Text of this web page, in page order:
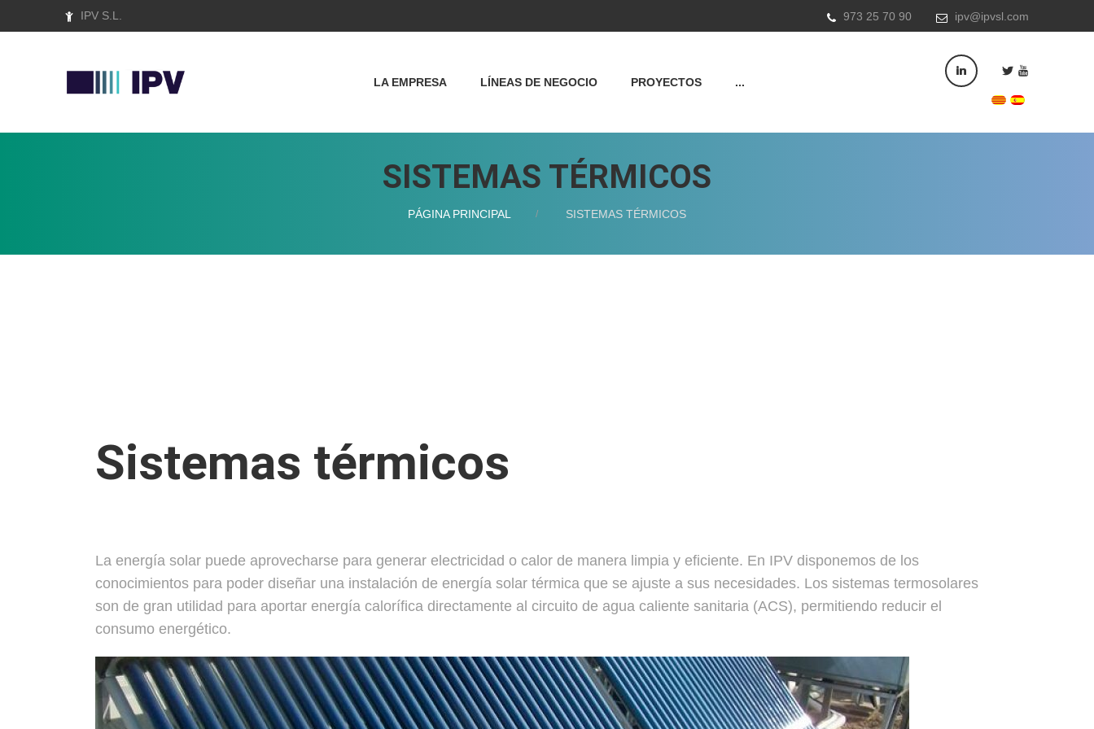
IPV S.L. 973 25 70 90 ipv@ipvsl.com
LA EMPRESA LÍNEAS DE NEGOCIO PROYECTOS ...
SISTEMAS TÉRMICOS
PÁGINA PRINCIPAL SISTEMAS TÉRMICOS
Sistemas térmicos
La energía solar puede aprovecharse para generar electricidad o calor de manera limpia y eficiente. En IPV disponemos de los
conocimientos para poder diseñar una instalación de energía solar térmica que se ajuste a sus necesidades. Los sistemas termosolares
son de gran utilidad para aportar energía calorífica directamente al circuito de agua caliente sanitaria (ACS), permitiendo reducir el
consumo energético.